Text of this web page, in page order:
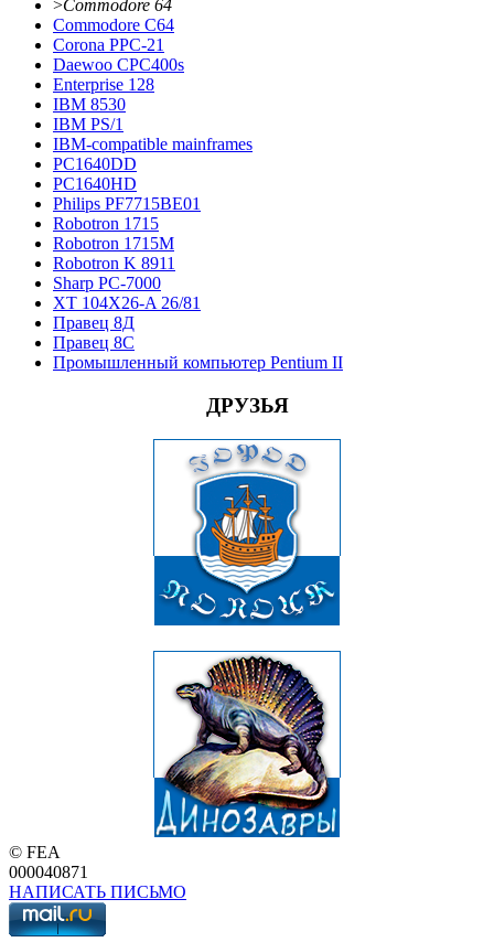
>Commodore 64
Commodore С64
Corona PPC-21
Daewoo CPC400s
Enterprise 128
IBM 8530
IBM PS/1
IBM-compatible mainframes
PC1640DD
PC1640HD
Philips PF7715BE01
Robotron 1715
Robotron 1715М
Robotron K 8911
Sharp PC-7000
XT 104X26-A 26/81
Правец 8Д
Правец 8С
Промышленный компьютер Pentium II
ДРУЗЬЯ
© FEA
000040871
НАПИСАТЬ ПИСЬМО